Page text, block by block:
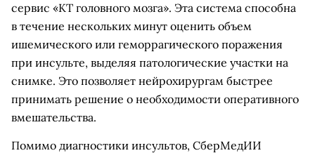
сервис «КТ головного мозга». Эта система способна
в течение нескольких минут оценить объем
ишемического или геморрагического поражения
при инсульте, выделяя патологические участки на
снимке. Это позволяет нейрохирургам быстрее
принимать решение о необходимости оперативного
вмешательства.
Помимо диагностики инсультов, СберМедИИ